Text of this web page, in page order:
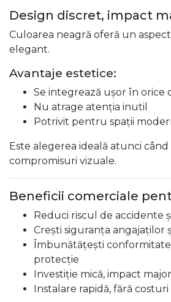
Design discret, impact
Culoarea neagră oferă un
elegant.
Avantaje estetice:
Se integrează ușor în orice
Nu atrage atenția inutil
Potrivit pentru spații
Este alegerea ideală atunci
compromisuri vizuale.
Beneficii comerciale
Reduci riscul de accidente
Crești siguranța angajaților
Îmbunătățești
protecție
Investiție mică, impact major
Instalare rapidă, fără